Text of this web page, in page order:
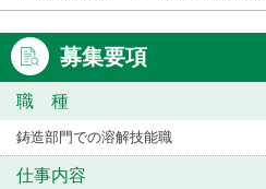
募集要項
職 種
鋳造部門での溶解技能職
仕事内容